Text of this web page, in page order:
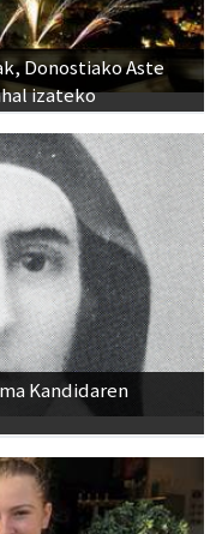
Donostiako Aste
izateko
Kandidaren